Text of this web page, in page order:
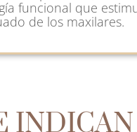
funcional que
de los maxilares.